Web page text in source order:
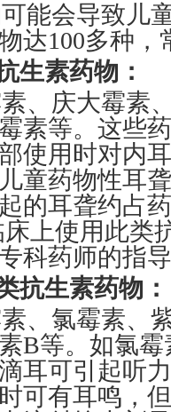
能会导致儿
达100多种，
生素药物：
、庆大霉素
素等。这些
使用时对内
童药物性耳
的耳聋约占
上使用此类
科药师的指
抗生素药物：
、氯霉素、
B等。如氯
耳可引起听
可有耳鸣，